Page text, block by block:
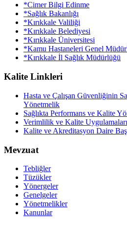
*Cimer Bilgi Edinme
*Sağlık Bakanlığı
*Kırıkkale Valiliği
*Kırıkkale Belediyesi
*Kırıkkale Üniversitesi
*Kamu Hastaneleri Genel
*Kırıkkale İl Sağlık Müdürlüğü
Kalite Linkleri
Hasta ve Çalışan Güvenliğinin
Yönetmelik
Sağlıkta Performans ve Kalite
Verimlilik ve Kalite Uygulamaları
Kalite ve Akreditasyon Daire
Mevzuat
Tebliğler
Tüzükler
Yönergeler
Genelgeler
Yönetmelikler
Kanunlar